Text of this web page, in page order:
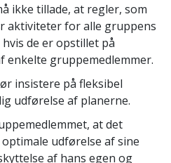
ikke tillade, at regler, som
aktiviteter for alle gruppens
de er opstillet på
enkelte gruppemedlemmer.
insistere på fleksibel
udførelse af planerne.
at det
udførelse af sine
af hans egen og